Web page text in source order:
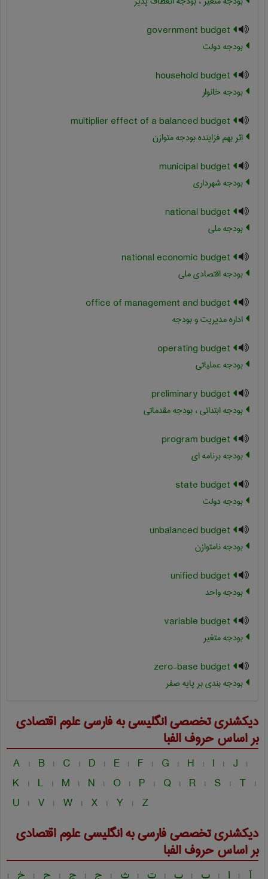
بودجه دولت
بودجه خانوار
اثر بهم فزاینده بودجه متوازن
بودجه شهرداری
بودجه ملی
بودجه اقتصادی ملی
اداره مدیریت و بودجه
بودجه عملیاتی
بودجه ابتدائی ، بودجه مقدماتی
بودجه برنامه ای
بودجه دولت
بودجه نامتوازن
بودجه واحد
بودجه متغیر
بودجه بندی بر پایه صفر
دیکشنری تخصصی انگلیسی به فارسیعلوم اقتصادی
بر اساس حروف الفبا
A | B | C | D | E | F | G | H | I | J |
K | L | M | N | O | P | Q | R | S | T |
U | V | W | X | Y | Z
دیکشنری تخصصی فارسی به انگلیسیعلوم اقتصادی
بر اساس حروف الفبا
|
|
|
|
|
|
|
|
|
|